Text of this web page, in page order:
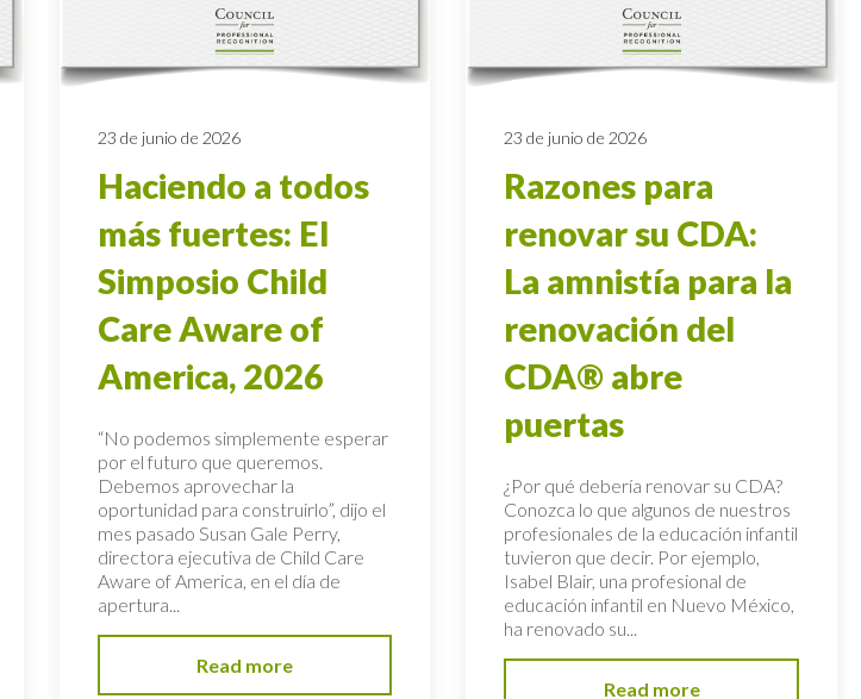
23 de junio de 2026
Haciendo a todos
más fuertes: El
Simposio Child
Care Aware of
America, 2026
“No podemos simplemente esperar
por el futuro que queremos.
Debemos aprovechar la
oportunidad para construirlo”, dijo el
mes pasado Susan Gale Perry,
directora ejecutiva de Child Care
Aware of America, en el día de
apertura...
Read more
23 de junio de 2026
Razones para
renovar su CDA:
La amnistía para la
renovación del
CDA® abre
puertas
¿Por qué debería renovar su CDA?
Conozca lo que algunos de nuestros
profesionales de la educación infantil
tuvieron que decir. Por ejemplo,
Isabel Blair, una profesional de
educación infantil en Nuevo México,
ha renovado su...
Read more